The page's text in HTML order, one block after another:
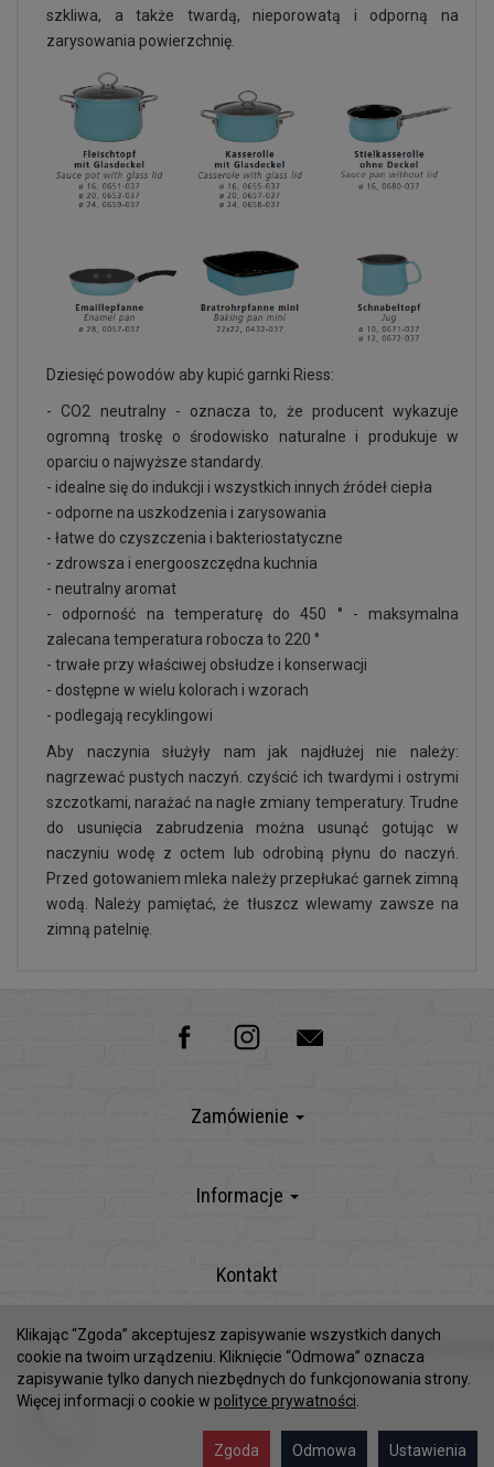
szkliwa, a także twardą, nieporowatą i odporną na
zarysowania powierzchnię.
Dziesięć powodów aby kupić garnki Riess:
- CO2 neutralny - oznacza to, że producent wykazuje
ogromną troskę o środowisko naturalne i produkuje w
oparciu o najwyższe standardy.
- idealne się do indukcji i wszystkich innych źródeł ciepła
- odporne na uszkodzenia i zarysowania
- łatwe do czyszczenia i bakteriostatyczne
- zdrowsza i energooszczędna kuchnia
- neutralny aromat
- odporność na temperaturę do 450 ° - maksymalna
zalecana temperatura robocza to 220 °
- trwałe przy właściwej obsłudze i konserwacji
- dostępne w wielu kolorach i wzorach
- podlegają recyklingowi
Aby naczynia służyły nam jak najdłużej nie należy:
nagrzewać pustych naczyń. czyścić ich twardymi i ostrymi
szczotkami, narażać na nagłe zmiany temperatury. Trudne
do usunięcia zabrudzenia można usunąć gotując w
naczyniu wodę z octem lub odrobiną płynu do naczyń.
Przed gotowaniem mleka należy przepłukać garnek zimną
wodą. Należy pamiętać, że tłuszcz wlewamy zawsze na
zimną patelnię.
Zamówienie
Informacje
Kontakt
Sklep internetowy SOTESHOP AI
Klikając “Zgoda” akceptujesz zapisywanie wszystkich danych
cookie na twoim urządzeniu. Kliknięcie “Odmowa” oznacza
zapisywanie tylko danych niezbędnych do funkcjonowania strony.
Więcej informacji o cookie w polityce prywatności
Ustawienia
Odmowa
Zgoda